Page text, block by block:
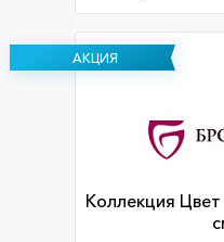
АКЦИЯ
Коллекция